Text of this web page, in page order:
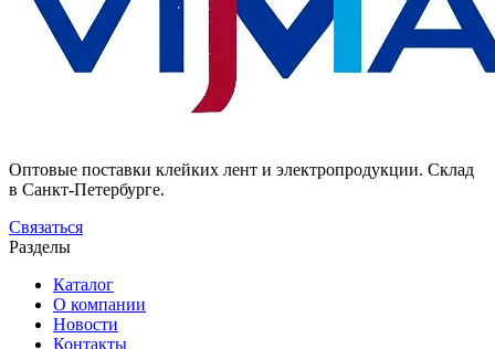
Оптовые поставки клейких лент и электропродукции. Склад
в Санкт-Петербурге.
Связаться
Разделы
Каталог
О компании
Новости
Контакты